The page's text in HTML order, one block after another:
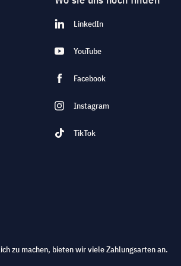
LinkedIn
YouTube
Facebook
Instagram
TikTok
zu machen, bieten wir viele Zahlungsarten an.